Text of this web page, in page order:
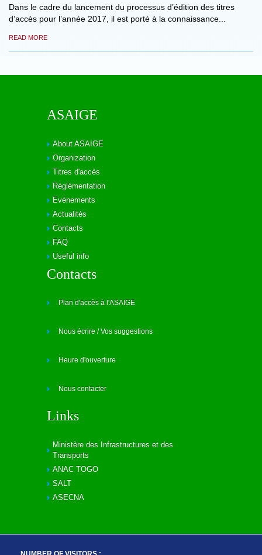
Dans le cadre du lancement du processus d’édition des titres
d’accès pour l’année 2017, il est porté à la connaissance...
READ MORE
ASAIGE
About ASAIGE
Organization
Titres d'accès
Réglémentation
Evénements
Actualités
Contacts
FAQ
Useful info
Contacts
Plan d'accès à l'ASAIGE
Nous écrire / Vos suggestions
Heure d'ouverture
Nous contacter
Links
Ministère des Infrastructures et des
Transports
ANAC TOGO
SALT
ASECNA